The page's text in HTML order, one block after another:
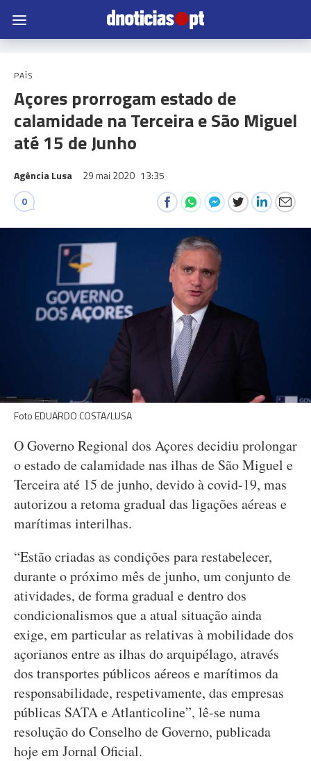
PAÍS
Açores prorrogam estado de
calamidade na Terceira e São Miguel
até 15 de Junho
Agência Lusa 29 mai 2020 13:35
0
Foto EDUARDO COSTA/LUSA
O Governo Regional dos Açores decidiu prolongar
o estado de calamidade nas ilhas de São Miguel e
Terceira até 15 de junho, devido à covid-19, mas
autorizou a retoma gradual das ligações aéreas e
marítimas interilhas.
“Estão criadas as condições para restabelecer,
durante o próximo mês de junho, um conjunto de
atividades, de forma gradual e dentro dos
condicionalismos que a atual situação ainda
exige, em particular as relativas à mobilidade dos
açorianos entre as ilhas do arquipélago, através
dos transportes públicos aéreos e marítimos da
responsabilidade, respetivamente, das empresas
públicas SATA e Atlanticoline”, lê-se numa
resolução do Conselho de Governo, publicada
hoje em Jornal Oficial.